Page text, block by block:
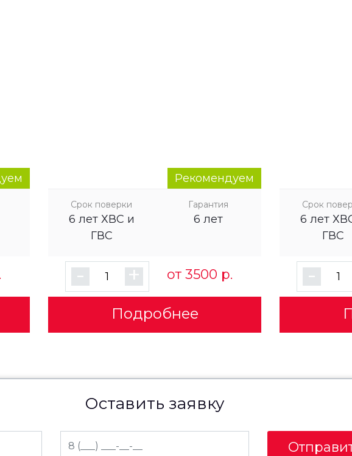
Рекомендуем
Срок поверки
6 лет ХВС и
ГВС
Гарантия
6 лет
- + от 3500 р.
Подробнее
Срок
6 лет
ГВС
-
Оставить заявку